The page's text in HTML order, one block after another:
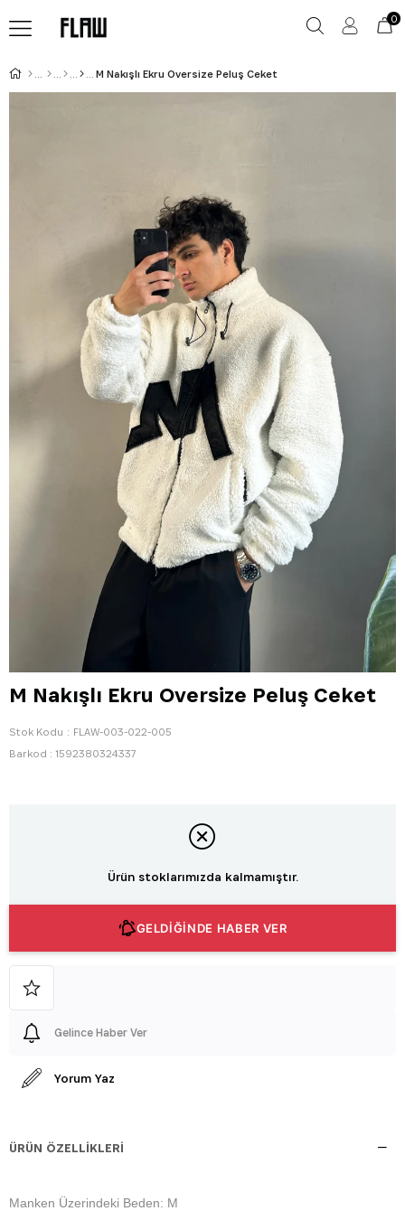
0
M Nakışlı Ekru Oversize Peluş Ceket
M Nakışlı Ekru Oversize Peluş Ceket
Stok Kodu
FLAW-003-022-005
Barkod : 1592380324337
Ürün stoklarımızda kalmamıştır.
GELDİĞİNDE HABER VER
Gelince Haber Ver
Yorum Yaz
ÜRÜN ÖZELLIKLERI
Manken Üzerindeki Beden: M